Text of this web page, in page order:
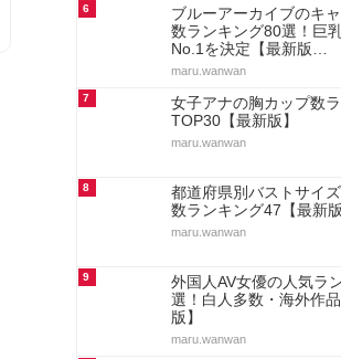
6
ブルーアーカイブのキ
数ランキング80選！巨
No.1を決定【最新版…
maru.wanwan
7
女子アナの胸カップ数
TOP30【最新版】
maru.wanwan
8
都道府県別バストサイ
数ランキング47【最新版
maru.wanwan
9
外国人AV女優の人気ラ
選！白人多数・海外作
版】
maru.wanwan